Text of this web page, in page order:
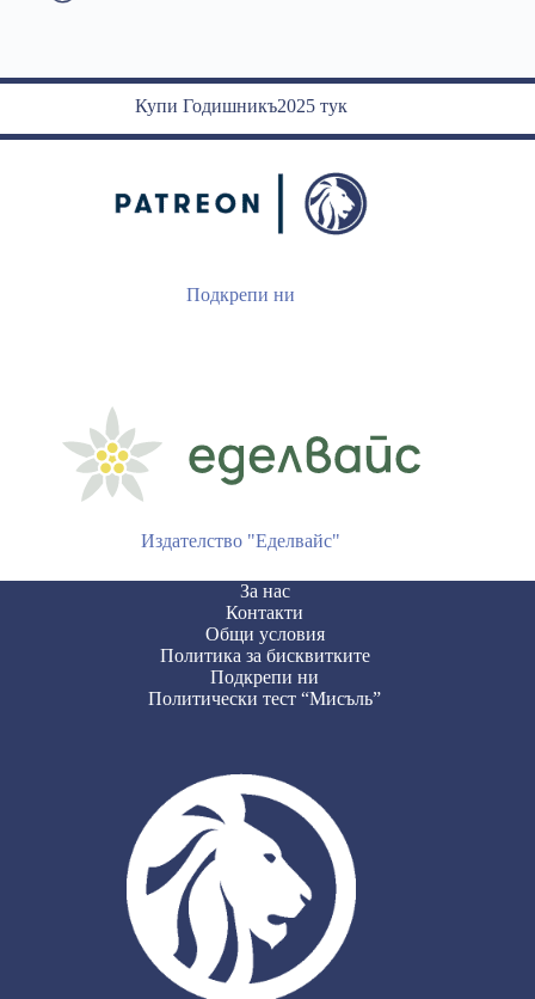
Купи Годишникъ2025 тук
Подкрепи ни
Издателство "Еделвайс"
За нас
Контакти
Общи условия
Политика за бисквитките
Подкрепи ни
Политически тест “Мисъль”